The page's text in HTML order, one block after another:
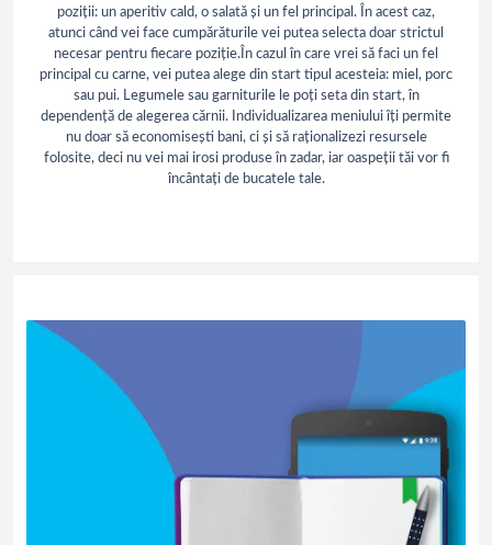
poziții: un aperitiv cald, o salată și un fel principal. În acest caz,
atunci când vei face cumpărăturile vei putea selecta doar strictul
necesar pentru fiecare poziție.În cazul în care vrei să faci un fel
principal cu carne, vei putea alege din start tipul acesteia: miel, porc
sau pui. Legumele sau garniturile le poți seta din start, în
dependență de alegerea cărnii. Individualizarea meniului îți permite
nu doar să economisești bani, ci și să raționalizezi resursele
folosite, deci nu vei mai irosi produse în zadar, iar oaspeții tăi vor fi
încântați de bucatele tale.